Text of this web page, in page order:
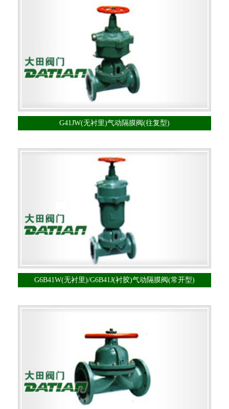
G41JW(无衬里)气动隔膜阀(往复型)
G6B41W(无衬里)/G6B41J(衬胶)气动隔膜阀(常开型)